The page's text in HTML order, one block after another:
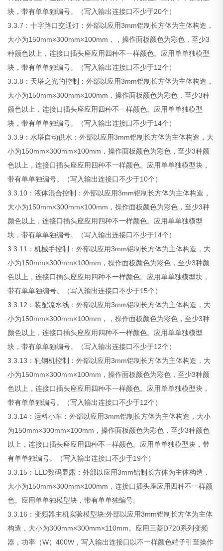
块，带有单单独编号。（写入输出连接口不少于20个）
3.3.7：十字路口交通灯：外部以应用3mm铝制长方体为主体构造，
大小为150mm×300mm×100mm，，操作面板颜色为彩色，至少3
种颜色以上，连接口插头座应用四种不一样颜色。应用单单独模型
块，带有单单独编号。（写入输出连接口不少于12个）
3.3.8：天塔之光的控制：外部以应用3mm铝制长方体为主体构造，
大小为150mm×300mm×100mm，操作面板颜色为彩色，至少3种
颜色以上，连接口插头座应用四种不一样颜色。应用单单独模型
块，带有单单独编号。（写入输出连接口不少于14个）
3.3.9：水塔自动供水：外部以应用3mm铝制长方体为主体构造，大
小为150mm×300mm×100mm，操作面板颜色为彩色，至少3种颜
色以上，连接口插头座应用四种不一样颜色。应用单单独模型块，
带有单单独编号。（写入输出连接口不少于10个）
3.3.10：液体混合控制：外部以应用3mm铝制长方体为主体构造，
大小为150mm×300mm×100mm，操作面板颜色为彩色，至少3种
颜色以上，连接口插头座应用四种不一样颜色。应用单单独模型
块，带有单单独编号。（写入输出连接口不少于14个）
3.3.11：机械手控制：外部以应用3mm铝制长方体为主体构造，大
小为150mm×300mm×100mm，操作面板颜色为彩色，至少3种颜
色以上，连接口插头座应用四种不一样颜色。应用单单独模型块，
带有单单独编号。（写入输出连接口不少于15个）
3.3.12：装配流水线：外部以应用3mm铝制长方体为主体构造，大
小为150mm×300mm×100mm，，操作面板颜色为彩色，至少3种
颜色以上，连接口插头座应用四种不一样颜色。应用单单独模型
块，带有单单独编号。（写入输出连接口不少于12个）
3.3.13：轧钢机控制：外部以应用3mm铝制长方体为主体构造，大
小为150mm×300mm×100mm，操作面板颜色为彩色，至少3种颜
色以上，连接口插头座应用四种不一样颜色。应用单单独模型块，
带有单单独编号。（写入输出连接口不少于12个）
3.3.14：运料小车：外部以应用3mm铝制长方体为主体构造，大小
为150mm×300mm×100mm，操作面板颜色为彩色，至少3种颜色
以上，连接口插头座应用四种不一样颜色。应用单单独模型块，带
有单单独编号。（写入输出连接口不少于19个）
3.3.15：LED数码显露：外部以应用3mm铝制长方体为主体构造，
大小为150mm×300mm×100mm，连接口插头座应用四种不一样颜
色。应用单单独模型块，带有单单独编号。
3.3.16：变频器主机实验模型块:外部以应用3mm铝制长方体为主体
构造，大小为300mm×300mm×110mm。应用三菱D720系列变频
器，功率（W）400W，写入输出连接口以不一样颜色端子引至操作